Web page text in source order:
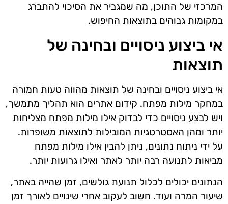
המרכזי של התוכן, מה שמגביר את הסיכוי להתברג
במקומות גבוהים בתוצאות החיפוש.
אי ביצוע ניסויים ובחינה של
תוצאות
אי ביצוע ניסויים ובחינה של תוצאות מהווה טעות חמורה
במחקר מילות מפתח. קידום אתרים הוא תהליך מתמשך,
ויש לבצע ניסויים כדי לבדוק אילו מילות מפתח מצליחות
יותר ומהן האסטרטגיות המובילות לתוצאות משופרות.
על ידי ניתוח נתונים, ניתן להבין אילו מילות מפתח
מביאות לתנועה רבה יותר לאתר ואילו גרועות יותר.
הנתונים יכולים לכלול תנועת גולשים, זמן שהייה באתר,
שיעור המרה ועוד. חשוב לעקוב אחרי שינויים לאורך זמן